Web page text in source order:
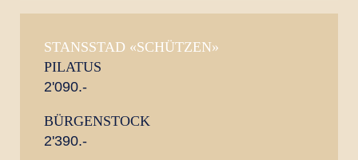
STANSSTAD «SCHÜTZEN»
PILATUS
2'090.-
BÜRGENSTOCK
2'390.-